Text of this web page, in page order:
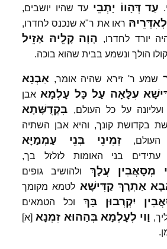
עַד דְּהָווֹ יָתְבֵי עד שהיו יושבים,
לְאִדְּרֵיהּ ראו את ר"א שנכנס לחדרו,
יורד לחדרו, הָוָה קָלֵיהּ אָזֵיל
הולך ונשמע בבית שהוא בוכה.
שמע ר' זירא שהיה אומר, אַבְנָא
עִלָּאָה עַל כָּל עָלְמָא אבן
על כל העולם, בִּקְדֻשָּׁתָא
בקדושת קונך, והיא אבן השתיה
העולם,זְמִינֵי בְּנֵי
עַמְמַיָּא
בני האומות לזלזל בך,
מְסָאֲבִין עֲלָךְ ולהושיב גופים
אַתְרָךְ קַדִּישָׁא לטמא מקומך
יִקְרְבוּן בָּךְ וכל הטמאים
וַוי לְעָלְמָא בְּהַהוּא זִמְנָא [א]